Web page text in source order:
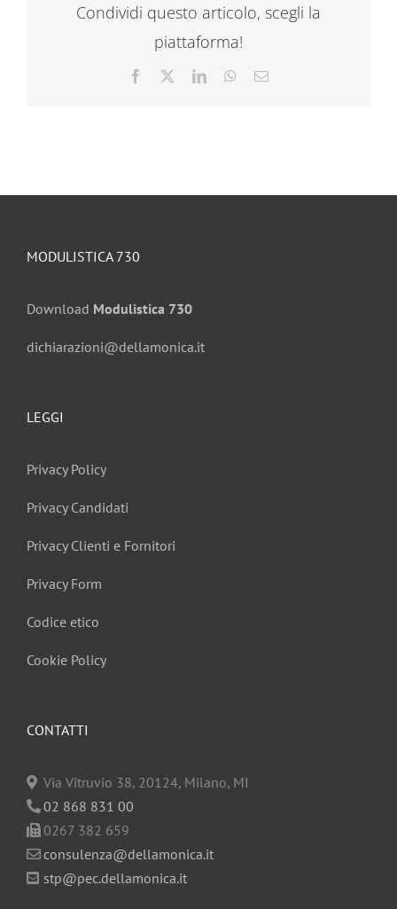
Condividi questo articolo, scegli la
piattaforma!
Facebook LinkedInWhatsApp
Email
CONTATTI
Via Vitruvio 38, 20124, Milano, MI
02 868 831 00
0267 382 659
consulenza@dellamonica.it
stp@pec.dellamonica.it
MODULISTICA 730
Download Modulistica 730
dichiarazioni@dellamonica.it
LEGGI
Privacy Policy
Privacy Candidati
Privacy Clienti e Fornitori
Privacy Form
Codice etico
Cookie Policy